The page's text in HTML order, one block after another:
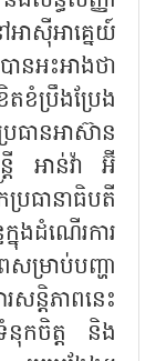
ស៊ីអាគ្នេយ៍
អះអាងថា
ខំប្រឹងប្រែង
ធានអាស៊ាន
រី អាន់វ៉ា អ៊ី
ធានាធិបតី
ងដំណើរការ
ម្រាប់បញ្ហា
ន្តិភាពនេះ
នុកចិត្ត និង